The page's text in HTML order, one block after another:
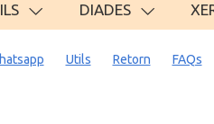
DIADES
Utils Retorn FAQs